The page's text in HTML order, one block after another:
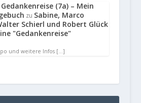
(7a) – Mein
zu Sabine, Marco
Schierl und Robert Glück
"Gedankenreise"
und weitere Infos […]